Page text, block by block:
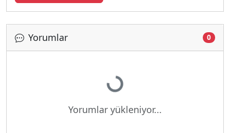
Yorumlar 0
Yükleniyor...
Yorumlar yükleniyor...